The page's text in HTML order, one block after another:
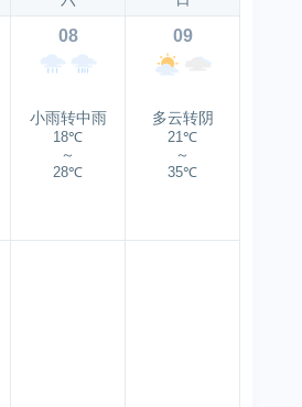
08
小雨转中雨
18℃
～
28℃
09
多云转阴
21℃
～
35℃